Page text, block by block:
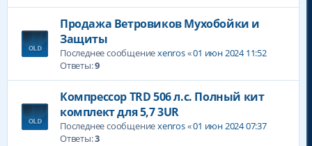
Продажа Ветровиков Мухобойки и
Защиты
Последнее сообщениеxenros«01 июн 2024 11:52
Ответы:9
Компрессор TRD 506 л.с. Полный кит
комплект для 5,7 3UR
Последнее сообщениеxenros«01 июн 2024 07:37
Ответы:3